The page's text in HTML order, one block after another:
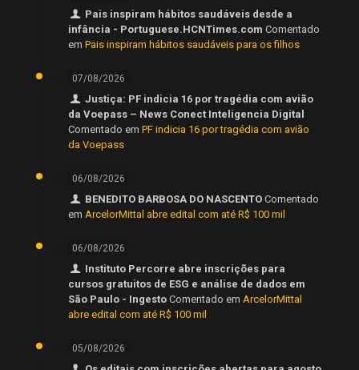
Pais inspiram hábitos saudáveis desde a
infância - Portuguese.HCNTimes.com Comentado
em Pais inspiram hábitos saudáveis para os filhos
07/08/2026
Justiça: PF indicia 16 por tragédia com avião
da Voepass – News Conect Inteligencia Digital
Comentado em PF indicia 16 por tragédia com avião
da Voepass
06/08/2026
BENEDITO BARBOSA DO NASCENTO Comentado
em ArcelorMittal abre edital com até R$ 100 mil
06/08/2026
Instituto Percorre abre inscrições para
cursos gratuitos de ESG e análise de dados em
São Paulo - Ingesto Comentado em ArcelorMittal
abre edital com até R$ 100 mil
05/08/2026